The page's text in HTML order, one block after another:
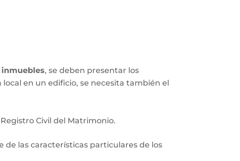
inmuebles, se deben presentar los
en un edificio, se necesita también el
Civil del Matrimonio.
las características particulares de los